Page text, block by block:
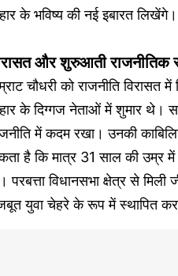
के भविष्य की नई इबारत लिखेंगे।
और शुरुआती राजनीतिक
चौधरी को राजनीति विरासत
के दिग्गज नेताओं में शुमार
में कदम रखा। उनकी
है कि मात्र 31 साल की उम्र
परबत्ता विधानसभा क्षेत्र से मिली
युवा चेहरे के रूप में स्थापित कर